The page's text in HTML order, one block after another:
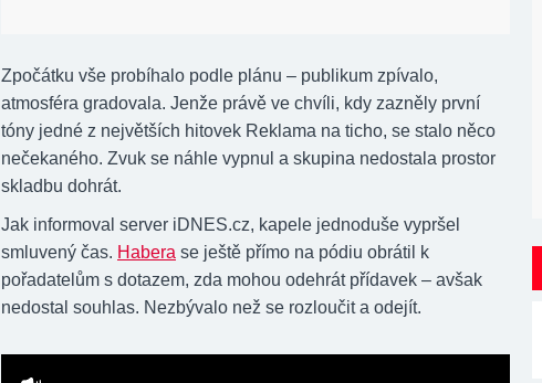
Zpočátku vše probíhalo podle plánu – publikum zpívalo,
atmosféra gradovala. Jenže právě ve chvíli, kdy zazněly první
tóny jedné z největších hitovek Reklama na ticho, se stalo něco
nečekaného. Zvuk se náhle vypnul a skupina nedostala prostor
skladbu dohrát.
Jak informoval server iDNES.cz, kapele jednoduše vypršel
smluvený čas. Habera se ještě přímo na pódiu obrátil k
pořadatelům s dotazem, zda mohou odehrát přídavek – avšak
nedostal souhlas. Nezbývalo než se rozloučit a odejít.